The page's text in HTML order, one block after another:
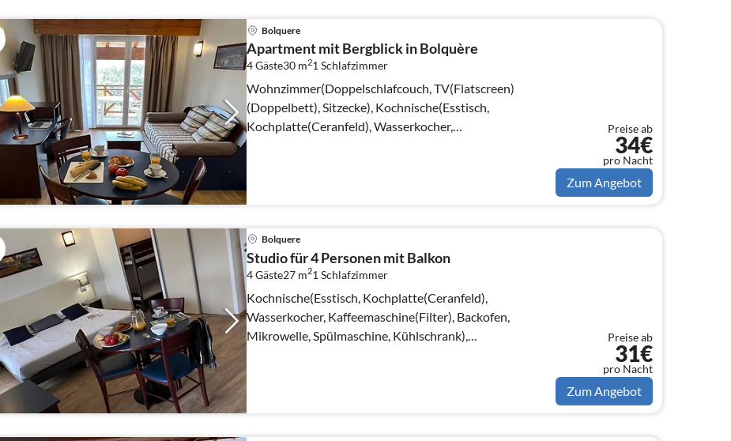
Bolquere
Apartment mit Bergblick in Bolquère
4 Gäste30 m21Schlafzimmer
Wohnzimmer(Doppelschlafcouch, TV(Flatscreen)
(Doppelbett), Sitzecke), Kochnische(Esstisch,
Kochplatte(Ceranfeld), Wasserkocher,
Kaffeemaschine(pads)
Preise ab
34€
pro Nacht
Zum Angebot
Bolquere
Studio für 4 Personen mit Balkon
4 Gäste27 m21 Schlafzimmer
Kochnische(Esstisch, Kochplatte(Ceranfeld),
Wasserkocher, Kaffeemaschine(Filter), Backofen,
Mikrowelle, Spülmaschine, Kühlschrank),
Preise ab
31€
pro Nacht
Zum Angebot